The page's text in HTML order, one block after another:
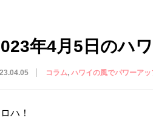
年4月5日のハ
コラム ハワイの風でパワーア
ハ！